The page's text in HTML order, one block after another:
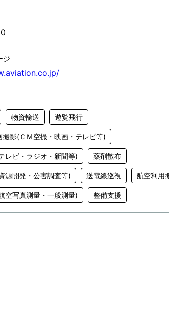
ジ
物資輸送 遊覧飛行
撮影(ＣＭ空撮・映画・テレビ等)
レビ・ラジオ・新聞等) 薬剤散布
源開発・公害調査等) 送電線巡視 航空利用
空写真測量・一般測量) 整備支援